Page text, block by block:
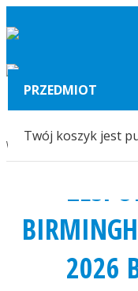
PRZEDMIOT
Twój koszyk jest
Wyświetlenia:562
2026